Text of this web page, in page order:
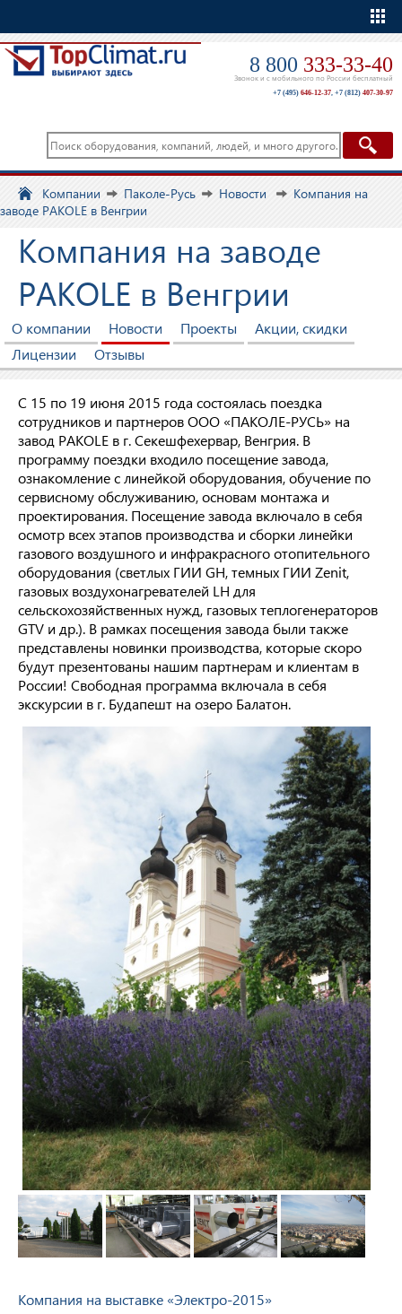
8 800 333-33-40
Звонок и с мобильного по России бесплатный
+7 (495) 646-12-37, +7 (812) 407-30-97
Компании Паколе-Русь Новости
Компания на
заводе PAKOLE в Венгрии
Компания на заводе
PAKOLE в Венгрии
О компании Новости Проекты
Акции, скидки
Лицензии
Отзывы
С 15 по 19 июня 2015 года состоялась поездка
сотрудников и партнеров ООО «ПАКОЛЕ-РУСЬ» на
завод PAKOLE в г. Секешфехервар, Венгрия. В
программу поездки входило посещение завода,
ознакомление с линейкой оборудования, обучение по
сервисному обслуживанию, основам монтажа и
проектирования. Посещение завода включало в себя
осмотр всех этапов производства и сборки линейки
газового воздушного и инфракрасного отопительного
оборудования (светлых ГИИ GH, темных ГИИ Zenit,
газовых воздухонагревателей LH для
сельскохозяйственных нужд, газовых теплогенераторов
GTV и др.). В рамках посещения завода были также
представлены новинки производства, которые скоро
будут презентованы нашим партнерам и клиентам в
России! Свободная программа включала в себя
экскурсии в г. Будапешт на озеро Балатон.
Компания на выставке «Электро-2015»